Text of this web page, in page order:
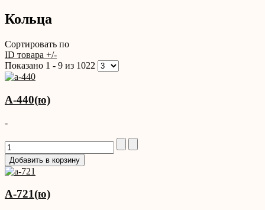
Кольца
Сортировать по
ID товара +/-
Показано 1 - 9 из 1022
A-440(ю)
-
A-721(ю)